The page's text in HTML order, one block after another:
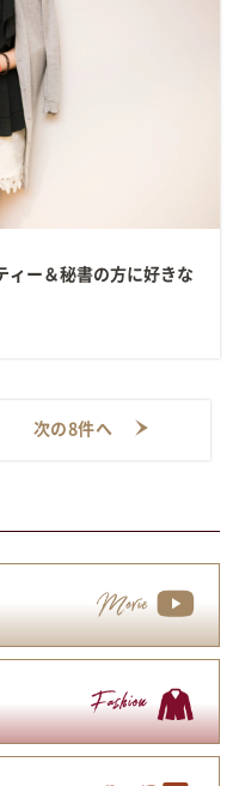
ィー＆秘書の方に好きな
次の8件へ